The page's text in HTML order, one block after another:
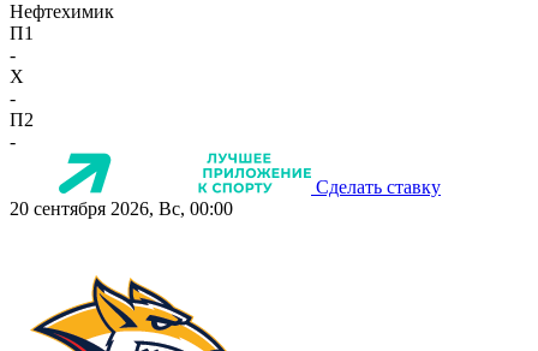
Нефтехимик
П1
-
X
-
П2
-
Сделать ставку
20 сентября 2026, Вс, 00:00